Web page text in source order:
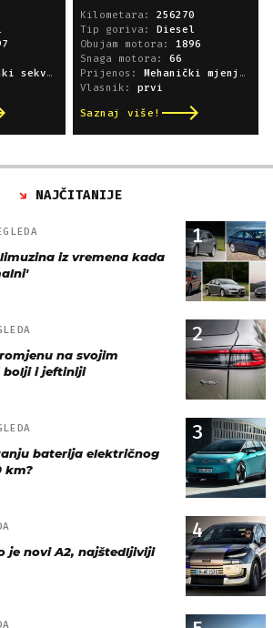
Kilometara: 256270
Tip goriva: Diesel
Obujam motora: 1896
Snaga motora: 66
Prijenos: Mehanički mjenjač
Vlasnik: prvi
Saznaj više!
NAJČITANIJE
1
iz vremena kada
2
na svojim
bolji i jeftiniji
3
baterija električnog
km?
4
je novi A2, najštedljiviji